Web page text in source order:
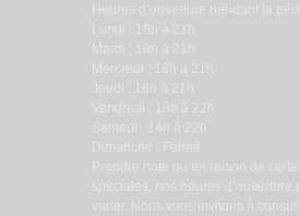
Heures d’ouverture pendant la
Lundi : 18h à 21h
Mardi : 18h à 21h
Mercredi : 18h à 21h
Jeudi : 18h à 21h
Vendredi : 16h à 22h
Samedi : 14h à 22h
Dimanche : Fermé
Prendre note qu’en raison de
spéciales, nos heures d’ouverture
varier. Nous vous invitons à